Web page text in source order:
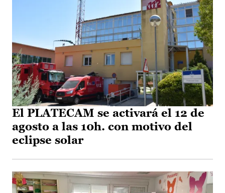
El PLATECAM se activará el 12 de
agosto a las 10h. con motivo del
eclipse solar